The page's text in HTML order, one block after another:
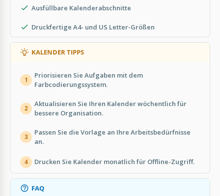
Ausfüllbare Kalenderabschnitte
Druckfertige A4- und US Letter-Größen
KALENDER TIPPS
1
Priorisieren Sie Aufgaben mit dem
Farbcodierungssystem.
2
Aktualisieren Sie Ihren Kalender wöchentlich für
bessere Organisation.
3
Passen Sie die Vorlage an Ihre Arbeitsbedürfnisse
an.
4 Drucken Sie Kalender monatlich für Offline-Zugriff.
FAQ